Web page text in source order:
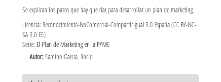
Se explican los pasos que hay que dar para desarrollar un plan de marketing.
Licencia: Reconocimiento-NoComercial-CompartirIgual 3.0 España (CC BY-NC-
SA 3.0 ES)
Serie: El Plan de Marketing en la PYME
Autor:Samino García, Rocío